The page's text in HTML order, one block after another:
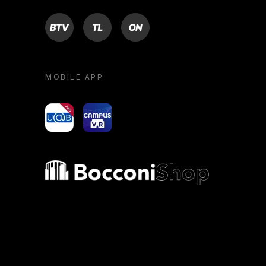
BTV TL ON
MOBILE APP
yoU@B Campus VR
Bocconi shop